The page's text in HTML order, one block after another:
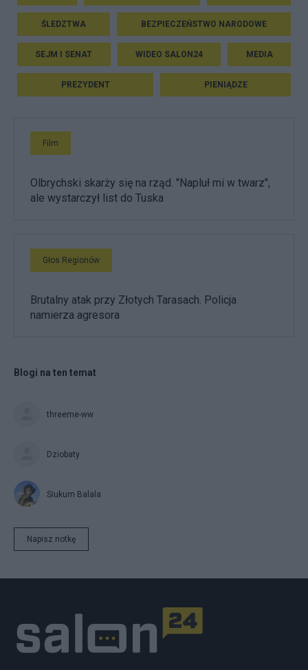
ŚLEDZTWA BEZPIECZEŃSTWO NARODOWE
SEJM I SENAT WIDEO SALON24 MEDIA
PREZYDENT PIENIĄDZE
Film
Olbrychski skarży się na rząd. "Napluł mi w twarz",
ale wystarczył list do Tuska
Głos Regionów
Brutalny atak przy Złotych Tarasach. Policja
namierza agresora
Blogi na ten temat
threeme-ww
Dziobaty
Siukum Balala
Napisz notkę